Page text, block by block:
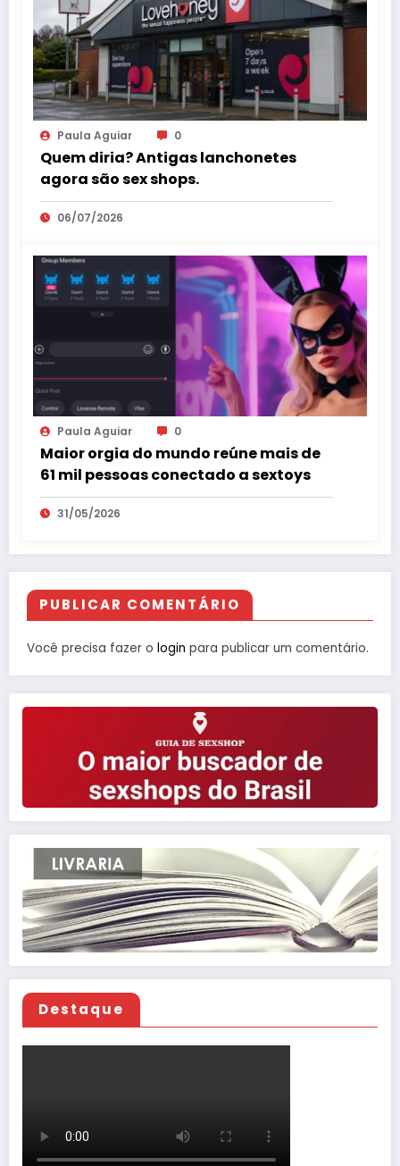
Paula Aguiar 0
Quem diria? Antigas lanchonetes
agora são sex shops.
06/07/2026
Paula Aguiar 0
Maior orgia do mundo reúne mais de
61 mil pessoas conectado a sextoys
31/05/2026
PUBLICAR COMENTÁRIO
Você precisa fazer o login para publicar um comentário.
Destaque